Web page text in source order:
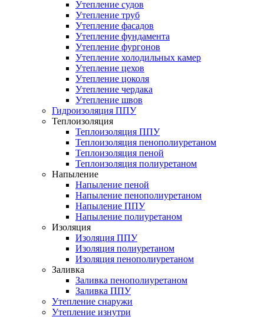
Утепление судов
Утепление труб
Утепление фасадов
Утепление фундамента
Утепление фургонов
Утепление холодильных камер
Утепление цехов
Утепление цоколя
Утепление чердака
Утепление швов
Гидроизоляция ППУ
Теплоизоляция
Теплоизоляция ППУ
Теплоизоляция пенополиуретаном
Теплоизоляция пеной
Теплоизоляция полиуретаном
Напыление
Напыление пеной
Напыление пенополиуретаном
Напыление ППУ
Напыление полиуретаном
Изоляция
Изоляция ППУ
Изоляция полиуретаном
Изоляция пенополиуретаном
Заливка
Заливка пенополиуретаном
Заливка ППУ
Утепление снаружи
Утепление изнутри